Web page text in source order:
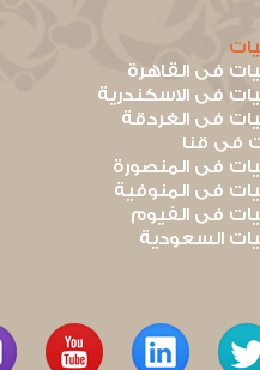
فى القاهرة
فى الاسكندرية
فى الغردقة
فى قنا
فى المنصورة
فى المنوفية
فى الفيوم
السعودية